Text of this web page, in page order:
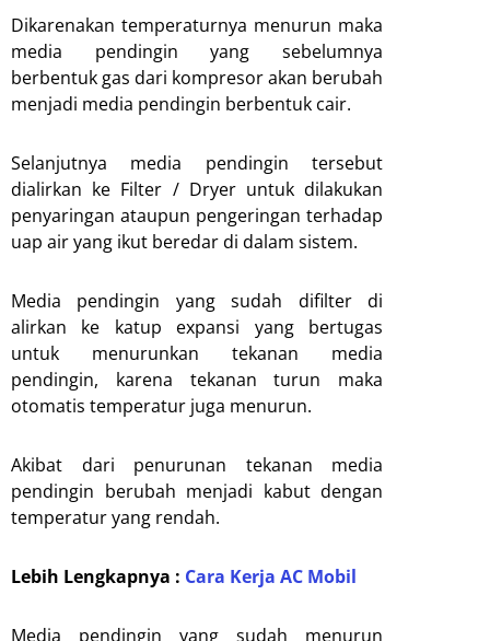
Dikarenakan temperaturnya menurun maka
media pendingin yang sebelumnya
berbentuk gas dari kompresor akan berubah
menjadi media pendingin berbentuk cair.
Selanjutnya media pendingin tersebut
dialirkan ke Filter / Dryer untuk dilakukan
penyaringan ataupun pengeringan terhadap
uap air yang ikut beredar di dalam sistem.
Media pendingin yang sudah difilter di
alirkan ke katup expansi yang bertugas
untuk menurunkan tekanan media
pendingin, karena tekanan turun maka
otomatis temperatur juga menurun.
Akibat dari penurunan tekanan media
pendingin berubah menjadi kabut dengan
temperatur yang rendah.
Lebih Lengkapnya : Cara Kerja AC Mobil
Media pendingin yang sudah menurun